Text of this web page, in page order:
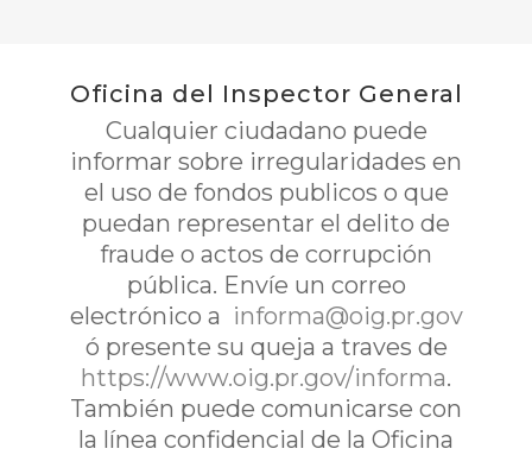
Oficina del Inspector General
Cualquier ciudadano puede
informar sobre irregularidades en
el uso de fondos publicos o que
puedan representar el delito de
fraude o actos de corrupción
pública. Envíe un correo
electrónico a informa@oig.pr.gov
ó presente su queja a traves de
https://www.oig.pr.gov/informa.
También puede comunicarse con
la línea confidencial de la Oficina